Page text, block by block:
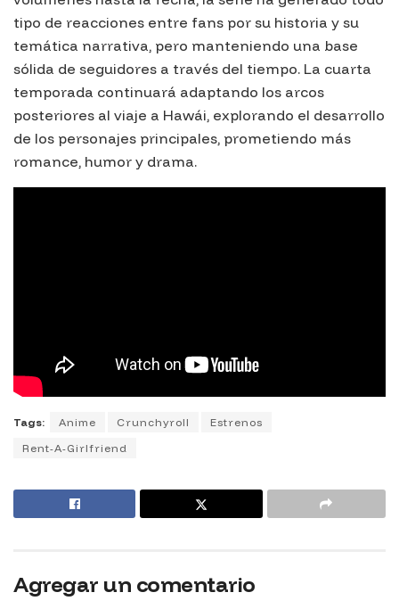
tipo de reacciones entre fans por su historia y su
temática narrativa, pero manteniendo una base
sólida de seguidores a través del tiempo. La cuarta
temporada continuará adaptando los arcos
posteriores al viaje a Hawái, explorando el desarrollo
de los personajes principales, prometiendo más
romance, humor y drama.
Tags: Anime Crunchyroll
Estrenos
Rent-A-Girlfriend
Agregar un comentario